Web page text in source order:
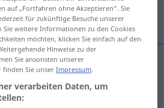
auf „Fortfahren ohne Akzeptieren“. Sie
für zukünftige Besuche unserer
Sie weitere Informationen zu den Cookies
möchten, klicken Sie einfach auf den
Hinweise zu der
Sie ansonsten unserer
finden Sie unserImpressum.
verarbeiten Daten, um